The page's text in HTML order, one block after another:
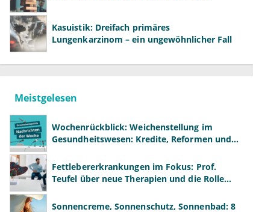
Kasuistik: Dreifach primäres
Lungenkarzinom – ein ungewöhnlicher Fall
Meistgelesen
Wochenrückblick: Weichenstellung im
Gesundheitswesen: Kredite, Reformen und
Fettlebererkrankungen im Fokus: Prof.
Teufel über neue Therapien und die Rolle
Sonnencreme, Sonnenschutz, Sonnenbad: 8